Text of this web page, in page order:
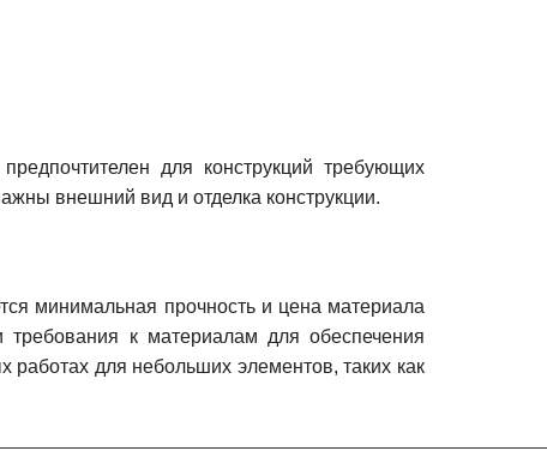
для конструкций требующих
внешний вид и отделка конструкции.
минимальная прочность и цена материала
требования к материалам для обеспечения
работах для небольших элементов, таких как